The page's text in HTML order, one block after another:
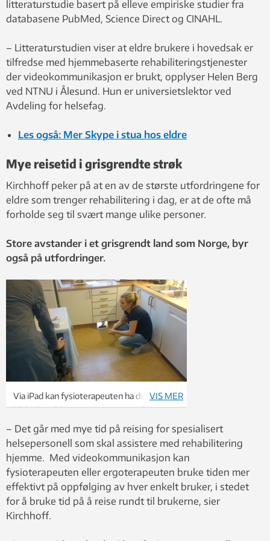
litteraturstudie basert på elleve empiriske studier fra
databasene PubMed, Science Direct og CINAHL.
– Litteraturstudien viser at eldre brukere i hovedsak er
tilfredse med hjemmebaserte rehabiliteringstjenester
der videokommunikasjon er brukt, opplyser Helen Berg
ved NTNU i Ålesund. Hun er universietslektor ved
Avdeling for helsefag.
Les også: Mer Skype i stua hos eldre
Mye reisetid i grisgrendte strøk
Kirchhoff peker på at en av de største utfordringene for
eldre som trenger rehabilitering i dag, er at de ofte må
forholde seg til svært mange ulike personer.
Store avstander i et grisgrendt land som Norge, byr
også på utfordringer.
Via iPad kan fysioterapeuten ha dialog med
både den eldre som trener og med
hjemmehelpen som assisterer under
treningen. Foto: Helen Berg/NTNU
VIS MER
– Det går med mye tid på reising for spesialisert
helsepersonell som skal assistere med rehabilitering
hjemme. Med videokommunikasjon kan
fysioterapeuten eller ergoterapeuten bruke tiden mer
effektivt på oppfølging av hver enkelt bruker, i stedet
for å bruke tid på å reise rundt til brukerne, sier
Kirchhoff.